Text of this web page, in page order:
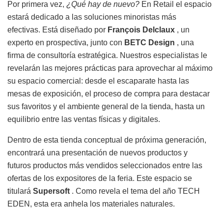
Por primera vez, ¿Qué hay de nuevo? En Retail el espacio
estará dedicado a las soluciones minoristas más
efectivas. Está diseñado por François Delclaux , un
experto en prospectiva, junto con BETC Design , una
firma de consultoría estratégica. Nuestros especialistas le
revelarán las mejores prácticas para aprovechar al máximo
su espacio comercial: desde el escaparate hasta las
mesas de exposición, el proceso de compra para destacar
sus favoritos y el ambiente general de la tienda, hasta un
equilibrio entre las ventas físicas y digitales.
Dentro de esta tienda conceptual de próxima generación,
encontrará una presentación de nuevos productos y
futuros productos más vendidos seleccionados entre las
ofertas de los expositores de la feria. Este espacio se
titulará Supersoft . Como revela el tema del año TECH
EDEN, esta era anhela los materiales naturales.